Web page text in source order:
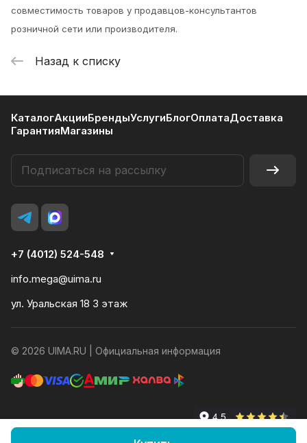
совместимость товаров у продавцов-консультантов
розничной сети или производителя.
Назад к списку
КаталогАкцииБрендыУслугиБлогОплатаДоставка
ГарантияМагазины
+7 (4012) 524-548
info.mega@uima.ru
ул. Уральская 18 3 этаж
© 2026 UIMA.RU | Официальная информация
Конфиденциальность Оферта